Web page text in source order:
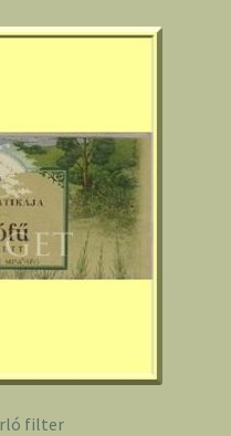
filter